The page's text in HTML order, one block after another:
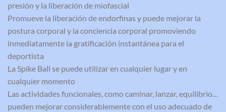
presión y la liberación de miofascial
Promueve la liberación de endorfinas y puede mejorar la
postura corporal y la conciencia corporal promoviendo
inmediatamente la gratificación instantánea para el
deportista
La Spike Ball se puede utilizar en cualquier lugar y en
cualquier momento
Las actividades funcionales, como caminar, lanzar, equilibrio…
pueden mejorar considerablemente con el uso adecuado de